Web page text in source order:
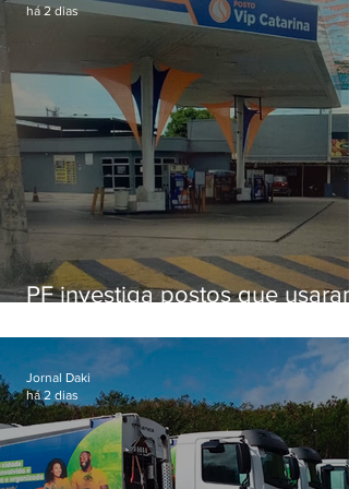
PF investiga postos que usaram
secretário morto em 2020
há 2 dias
Jornal Daki
há 2 dias